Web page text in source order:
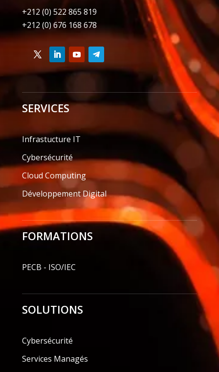
+212 (0) 522 865 819
+212 (0) 676 168 678
SERVICES
Infrastucture IT
Cybersécurité
Cloud Computing
Développement Digital
FORMATIONS
PECB - ISO/IEC
SOLUTIONS
Cybersécurité
Services Managés